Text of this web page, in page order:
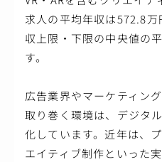
求人の平均年収は572.8
収上限・下限の中央値の
す。
広告業界やマーケティン
取り巻く環境は、デジタ
化しています。近年は、
エイティブ制作といった